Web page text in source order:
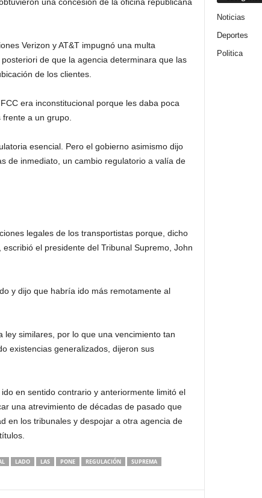
Verizon y AT&T impugnó una multa
de que la agencia determinara que las
de los clientes.
era inconstitucional porque les daba poca
a un grupo.
esencial. Pero el gobierno asimismo dijo
de inmediato, un cambio regulatorio a valía de
legales de los transportistas porque, dicho
el presidente del Tribunal Supremo, John
y dijo que habría ido más remotamente al
similares, por lo que una vencimiento tan
existencias generalizados, dijeron sus
en sentido contrario y anteriormente limitó el
una atrevimiento de décadas de pasado que
en los tribunales y despojar a otra agencia de
LADO LAS PONE REGULACIÓN
SUPREMA
Noticias
Deportes
Politica